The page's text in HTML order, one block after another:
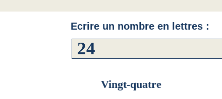
Ecrire un nombre en lettres :
Vingt-quatre